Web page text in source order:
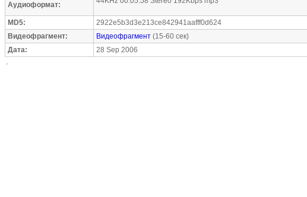
Аудиоформат:
MD5:
2922e5b3d3e213ce842941aafff0d624
Видеофрагмент:
Видеофрагмент (15-60 сек)
Дата:
28 Sep 2006